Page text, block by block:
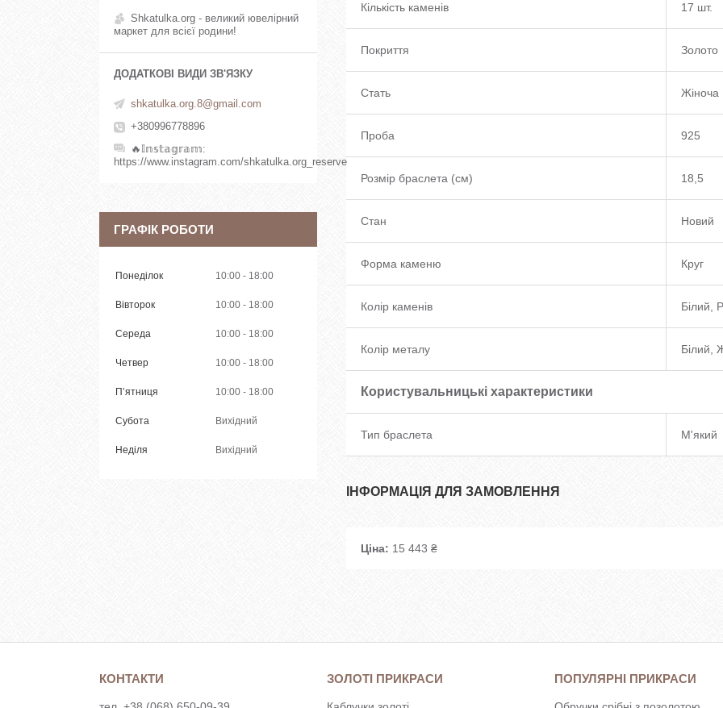
Кількість каменів 17 шт.
Покриття Золото
Стать Жіноча
Проба 925
Розмір браслета (см) 18,5
Стан Новий
Форма каменю Круг
Колір каменів Білий,
Колір металу Білий,
Користувальницькі характеристики
Тип браслета М'який
ІНФОРМАЦІЯ ДЛЯ ЗАМОВЛЕННЯ
Ціна: 15 443 ₴
Shkatulka.org - великий ювелірний
маркет для всієї родини!
shkatulka.org.8@gmail.com
+380996778896
🔥𝕀𝕟𝕤𝕥𝕒𝕘𝕣𝕒𝕞
https://www.instagram.com/shkatulka.org_reserve
ГРАФІК РОБОТИ
Понеділок 10:00 18:00
Вівторок 10:00 18:00
Середа 10:00 18:00
Четвер 10:00 18:00
Пʼятниця 10:00 18:00
Субота Вихідний
Неділя Вихідний
КОНТАКТИ ЗОЛОТІ ПРИКРАСИ ПОПУЛЯРНІ ПРИКРАСИ